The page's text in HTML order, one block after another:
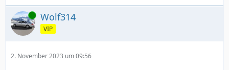
Online Wolf314
VIP
2. November 2023 um 09:56